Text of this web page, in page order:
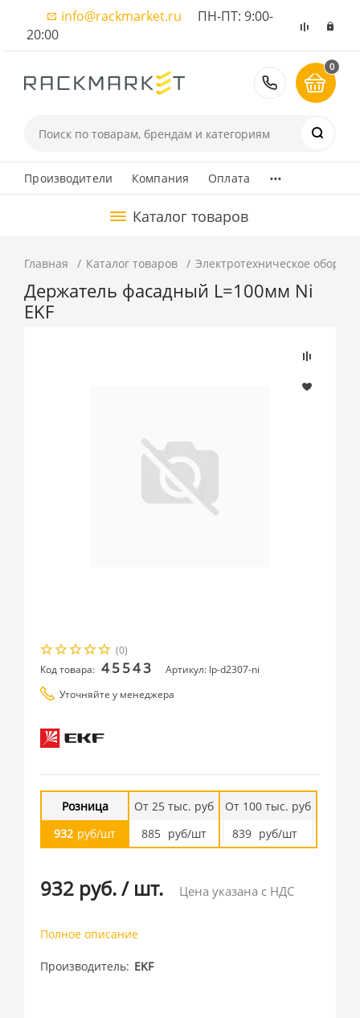
info@rackmarket.ru ПН-ПТ: 9:00-
20:00
8 (495)
0
Производители Компания Оплата ...
Каталог товаров
Главная Каталог товаров Электротехническое
Держатель фасадный L=100мм Ni
EKF
(0)
Код товара: 45543
Артикул: lp-d2307-ni
Уточняйте у менеджера
Розница
932 руб/шт
От 25 тыс. руб
885 руб/шт
От 100 тыс. руб
839 руб/шт
932 руб./ шт. Цена указана с НДС
Полное описание
Производитель EKF